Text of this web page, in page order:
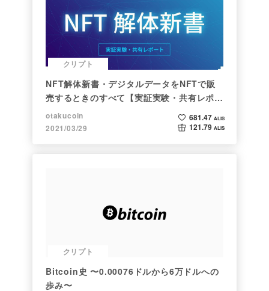
クリプト
NFT解体新書・デジタルデータをNFTで販
売するときのすべて【実証実験・共有レポー
ト】
otakucoin
2021/03/29
681.47 ALIS
121.79 ALIS
クリプト
Bitcoin史 〜0.00076ドルから6万ドルへの
歩み〜